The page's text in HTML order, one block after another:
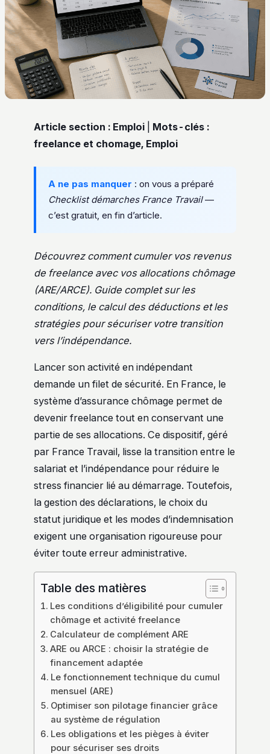
Article section : Emploi
Mots-clés :
freelance et chomage, Emploi
A ne pas manquer : on vous a préparé
Checklist démarches France Travail—
c’est gratuit, en fin d’article.
Découvrez comment cumuler vos revenus
de freelance avec vos allocations chômage
(ARE/ARCE). Guide complet sur les
conditions, le calcul des déductions et les
stratégies pour sécuriser votre transition
vers l’indépendance.
Lancer son activité en indépendant
demande un filet de sécurité. En France, le
système d’assurance chômage permet de
devenir freelance tout en conservant une
partie de ses allocations. Ce dispositif, géré
par France Travail, lisse la transition entre le
salariat et l’indépendance pour réduire le
stress financier lié au démarrage. Toutefois,
la gestion des déclarations, le choix du
statut juridique et les modes d’indemnisation
exigent une organisation rigoureuse pour
éviter toute erreur administrative.
Table des matières
Les conditions d’éligibilité pour cumuler
chômage et activité freelance
Calculateur de complément ARE
ARE ou ARCE : choisir la stratégie de
financement adaptée
Le fonctionnement technique du cumul
mensuel (ARE)
Optimiser son pilotage financier grâce
au système de régulation
Les obligations et les pièges à éviter
pour sécuriser ses droits